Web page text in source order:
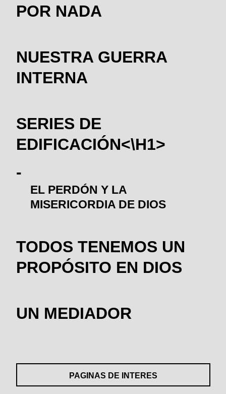
POR NADA
NUESTRA GUERRA
INTERNA
SERIES DE
EDIFICACIÓN<\H1>
EL PERDÓN Y LA
MISERICORDIA DE DIOS
TODOS TENEMOS UN
PROPÓSITO EN DIOS
UN MEDIADOR
PAGINAS DE INTERES